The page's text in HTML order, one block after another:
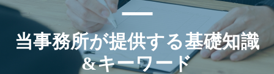
当事務所が提供する基礎知識
&キーワード